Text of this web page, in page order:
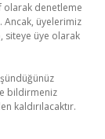
olarak denetleme
Ancak, üyelerimiz
siteye üye olarak
bildirmeniz
kaldırılacaktır.